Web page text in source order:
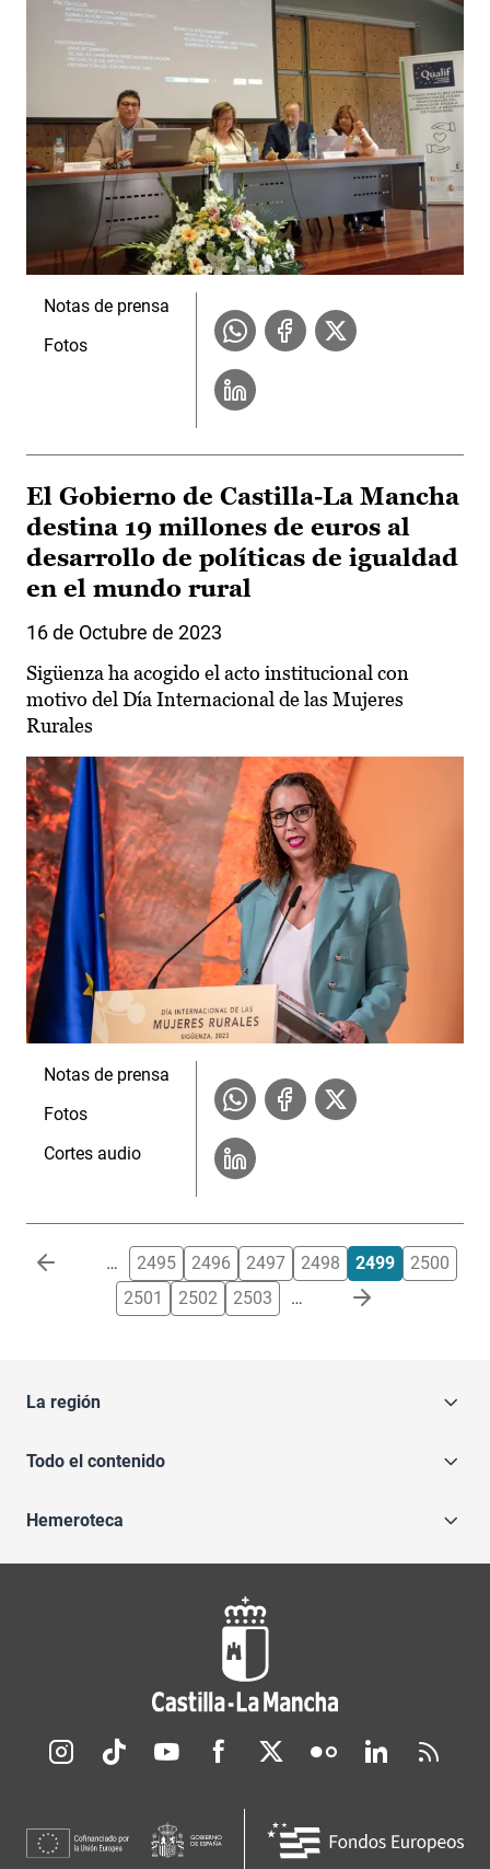
Notas de prensa
Fotos
El Gobierno de Castilla-La Mancha
destina 19 millones de euros al
desarrollo de políticas de igualdad
en el mundo rural
16 de Octubre de 2023
Sigüenza ha acogido el acto institucional con
motivo del Día Internacional de las Mujeres
Rurales
Notas de prensa
Fotos
Cortes audio
Paginación … 2495 2496 2497 2498 2499
2500
2501
2502 2503 …
La región
Todo el contenido
Hemeroteca
Redes sociales JCCM